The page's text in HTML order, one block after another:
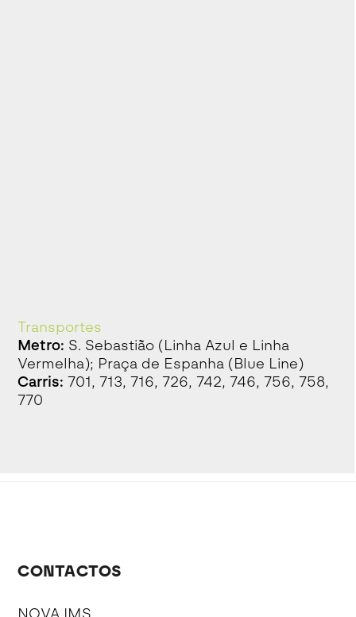
Transportes
Metro: S. Sebastião (Linha Azul e Linha
Vermelha); Praça de Espanha (Blue Line)
Carris: 701, 713, 716, 726, 742, 746, 756, 758,
770
CONTACTOS